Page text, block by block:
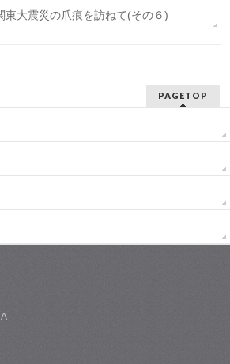
東大震災の爪痕を訪ねて(その６)
PAGETOP